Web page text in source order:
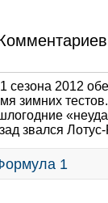
сезона 2012
зимних
звался
1